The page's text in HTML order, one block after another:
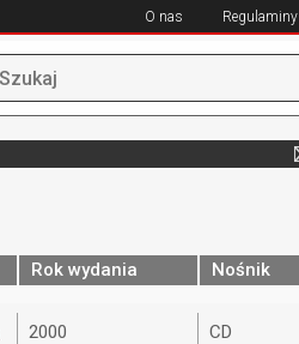
O nas Regulaminy
Rok wydania Nośnik
2000 CD